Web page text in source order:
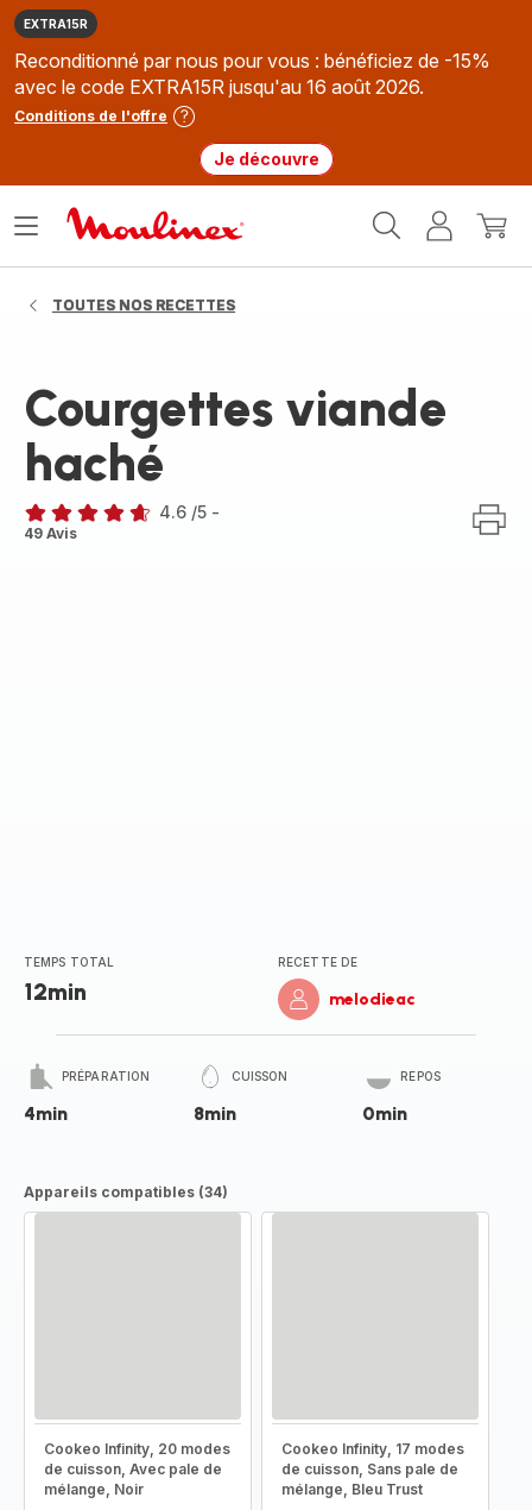
EXTRA15R
Reconditionné par nous pour vous : bénéficiez de -15%
avec le code EXTRA15R jusqu'au 16 août 2026.
Conditions de l'offre
Je découvre
MonMon
Ouvrir
TOUTES NOS RECETTES
Courgettes viande
haché
ratings.4.6
4.6 /5 -
49 Avis
TEMPS TOTAL
12min
RECETTE DE
melodieac
PRÉPARATION
4min
CUISSON
8min
REPOS
0min
Appareils compatibles (34)
Cookeo Infinity, 20 modes
de cuisson, Avec pale de
mélange, Noir
Cookeo Infinity, 17 modes
de cuisson, Sans pale de
mélange, Bleu Trust